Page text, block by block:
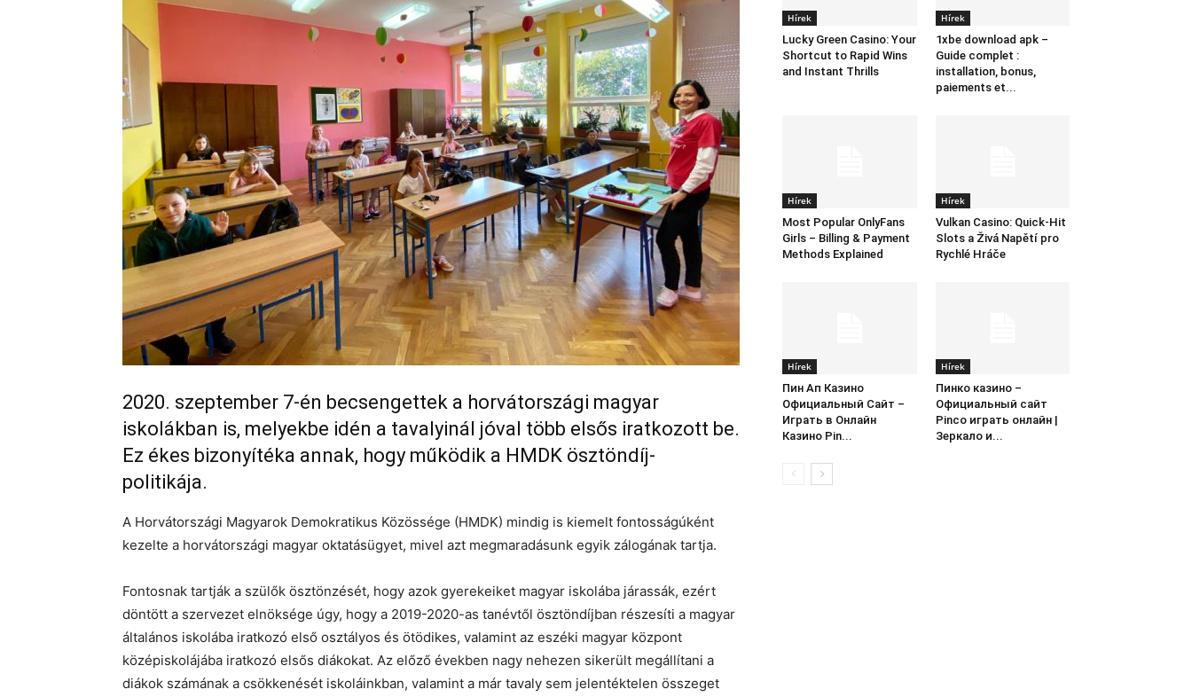
2020. szeptember 7-én becsengettek a horvátországi magyar
iskolákban is, melyekbe idén a tavalyinál jóval több elsős iratkozott be.
Ez ékes bizonyítéka annak, hogy működik a HMDK ösztöndíj-
politikája.
A Horvátországi Magyarok Demokratikus Közössége (HMDK) mindig is kiemelt fontosságúként
kezelte a horvátországi magyar oktatásügyet, mivel azt megmaradásunk egyik zálogának tartja.
Fontosnak tartják a szülők ösztönzését, hogy azok gyerekeiket magyar iskolába járassák, ezért
döntött a szervezet elnöksége úgy, hogy a 2019-2020-as tanévtől ösztöndíjban részesíti a magyar
általános iskolába iratkozó első osztályos és ötödikes, valamint az eszéki magyar központ
középiskolájába iratkozó elsős diákokat. Az előző években nagy nehezen sikerült megállítani a
diákok számának a csökkenését iskoláinkban, valamint a már tavaly sem jelentéktelen összeget
Hírek
Lucky Green Casino: Your
Shortcut to Rapid Wins
and Instant Thrills
Hírek
1xbe download apk –
Guide complet :
installation, bonus,
paiements et...
Hírek
Most Popular OnlyFans
Girls – Billing & Payment
Methods Explained
Hírek
Vulkan Casino: Quick‑Hit
Slots a Živá Napětí pro
Rychlé Hráče
Hírek
Пин Ап Казино
Официальный Сайт –
Играть в Онлайн
Казино Pin...
Hírek
Пинко казино –
Официальный сайт
Pinco играть онлайн |
Зеркало и...